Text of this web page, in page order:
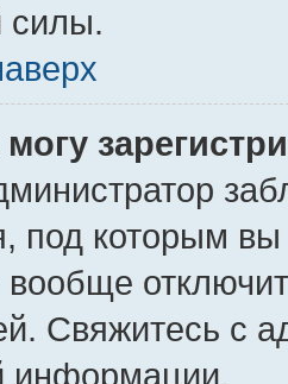
силы.
под которым вы
Свяжитесь с
информации.